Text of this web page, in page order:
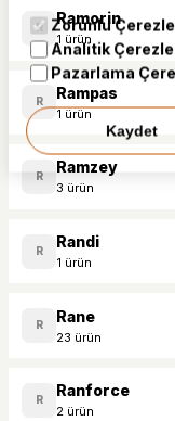
R Ramorin
1 ürün
R Rampas
1 ürün
R Ramzey
3 ürün
R Randi
1 ürün
R Rane
23 ürün
R Ranforce
2 ürün
Zorunlu
Analitik
Pazarlama
Kaydet